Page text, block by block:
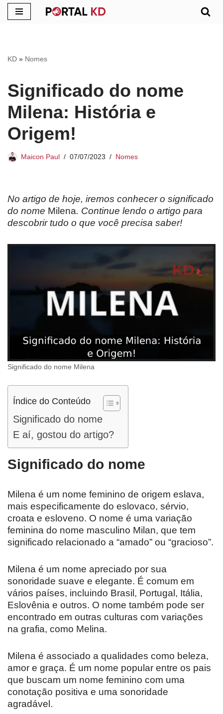
conteúdo
KD » Nomes
Significado do nome
Milena: História e
Origem!
Maicon Paul 07/07/2023 Nomes
No artigo de hoje, iremos conhecer o significado
do nome Milena. Continue lendo o artigo para
descobrir tudo o que você precisa saber!
Significado do nome Milena
Índice do Conteúdo
Significado do nome
E aí, gostou do artigo?
Significado do nome
Milena é um nome feminino de origem eslava,
mais especificamente do eslovaco, sérvio,
croata e esloveno. O nome é uma variação
feminina do nome masculino Milan, que tem
significado relacionado a “amado” ou “gracioso”.
Milena é um nome apreciado por sua
sonoridade suave e elegante. É comum em
vários países, incluindo Brasil, Portugal, Itália,
Eslovênia e outros. O nome também pode ser
encontrado em outras culturas com variações
na grafia, como Melina.
Milena é associado a qualidades como beleza,
amor e graça. É um nome popular entre os pais
que buscam um nome feminino com uma
conotação positiva e uma sonoridade
agradável.